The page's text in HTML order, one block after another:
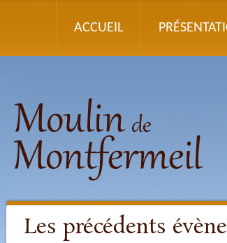
ACCUEIL
Les précédents